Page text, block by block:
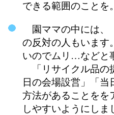
できる範囲のこと
園ママの中には、
の反対の人もいます
いのでムリ…などと
「リサイクル品の
日の会場設営」「
方法があることをを
しやすいようにしま